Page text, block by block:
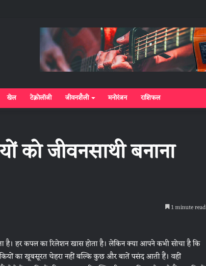
खेल टेक्नोलॉजी जीवनशैली मनोरंजन राशिफल
को जीवनसाथी बनाना
1 minute read
है। हर कपल का रिलेशन खास होता है। लेकिन क्या आपने कभी सोचा है कि
का खूबसूरत चेहरा नहीं बल्कि कुछ और बातें पसंद आती हैं। वहीं